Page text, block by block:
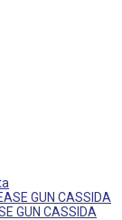
GUN CASSIDA